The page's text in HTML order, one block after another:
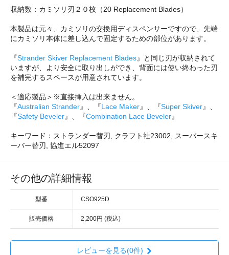
収納数：カミソリ刃２０枚（20 Replacement Blades）
本製品は元々、カミソリの交換用ディスペンサーですので、先端
にカミソリ本体に差し込んで固定するための部位があります。
『Strander Skiver Replacement Blades』と同じ刃が収納されて
いますが、より安全に取り出しができ、背面には使い終わった刃
を補完するスペースが用意されています。
＜適応製品＞※直接挿入は出来ません。
『Australian Strander』、『Lace Maker』、『Super Skiver』、
『Safety Beveler』、『Combination Lace Beveler』
キーワード：ストランダー替刃, クラフト社23002, スーパースキ
ーバー替刃, 協進エル52097
その他の詳細情報
型番 CSO925D
販売価格 2,200円 (税込)
レビューを見る(0件)